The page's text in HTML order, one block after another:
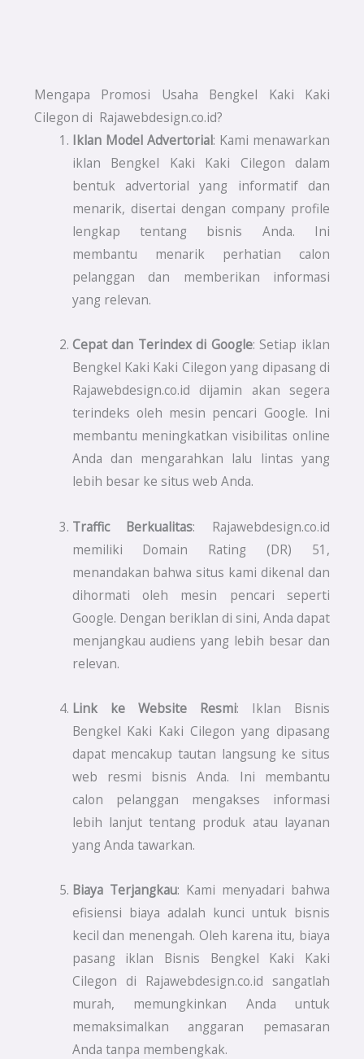
Mengapa Promosi Usaha Bengkel Kaki Kaki
Cilegon di Rajawebdesign.co.id?
Iklan Model Advertorial: Kami menawarkan
iklan Bengkel Kaki Kaki Cilegon dalam
bentuk advertorial yang informatif dan
menarik, disertai dengan company profile
lengkap tentang bisnis Anda. Ini
membantu menarik perhatian calon
pelanggan dan memberikan informasi
yang relevan.
Cepat dan Terindex di Google: Setiap iklan
Bengkel Kaki Kaki Cilegon yang dipasang di
Rajawebdesign.co.id dijamin akan segera
terindeks oleh mesin pencari Google. Ini
membantu meningkatkan visibilitas online
Anda dan mengarahkan lalu lintas yang
lebih besar ke situs web Anda.
Traffic Berkualitas: Rajawebdesign.co.id
memiliki Domain Rating (DR) 51,
menandakan bahwa situs kami dikenal dan
dihormati oleh mesin pencari seperti
Google. Dengan beriklan di sini, Anda dapat
menjangkau audiens yang lebih besar dan
relevan.
Link ke Website Resmi: Iklan Bisnis
Bengkel Kaki Kaki Cilegon yang dipasang
dapat mencakup tautan langsung ke situs
web resmi bisnis Anda. Ini membantu
calon pelanggan mengakses informasi
lebih lanjut tentang produk atau layanan
yang Anda tawarkan.
Biaya Terjangkau: Kami menyadari bahwa
efisiensi biaya adalah kunci untuk bisnis
kecil dan menengah. Oleh karena itu, biaya
pasang iklan Bisnis Bengkel Kaki Kaki
Cilegon di Rajawebdesign.co.id sangatlah
murah, memungkinkan Anda untuk
memaksimalkan anggaran pemasaran
Anda tanpa membengkak.